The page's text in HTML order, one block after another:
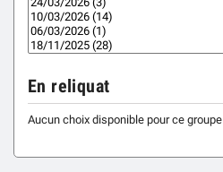
En reliquat
Aucun choix disponible pour ce groupe